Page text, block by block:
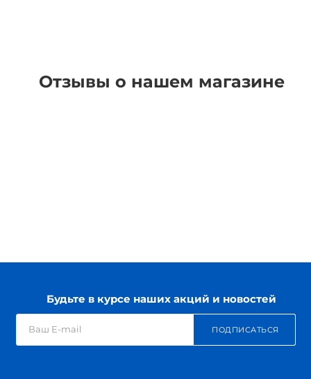
Отзывы о нашем магазине
Будьте в курсе наших акций и новостей
ПОДПИСАТЬСЯ